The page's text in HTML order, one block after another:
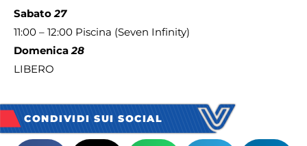
Sabato 27
11:00 – 12:00 Piscina (Seven Infinity)
Domenica 28
LIBERO
CONDIVIDI SUI SOCIAL